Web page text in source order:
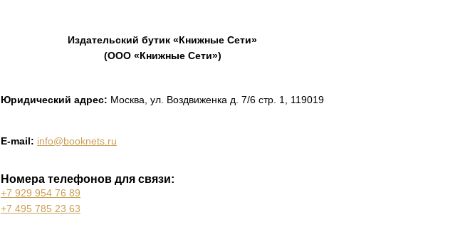
Издательский бутик «Книжные Сети»
(ООО «Книжные Сети»)
Юридический адрес: Москва, ул. Воздвиженка д. 7/6 стр. 1, 119019
E-mail: info@booknets.ru
Номера телефонов для связи:
+7 929 954 76 89
+7 495 785 23 63